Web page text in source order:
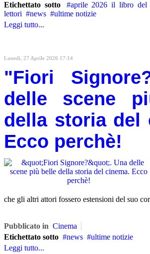
Etichettato sotto
aprile 2026 il libro del
lettori
news
ultime notizie
Leggi tutto...
Lunedì, 27 Aprile 2026 17:14
"Fiori
delle scene
della storia del
Ecco perchè!
che gli altri attori fossero estensioni del suo
Pubblicato in Cinema
Etichettato sotto
news
ultime notizie
Leggi tutto...